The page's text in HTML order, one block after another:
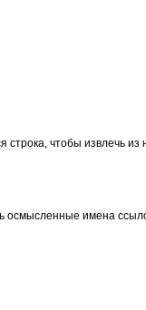
чтобы извлечь из
осмысленные имена